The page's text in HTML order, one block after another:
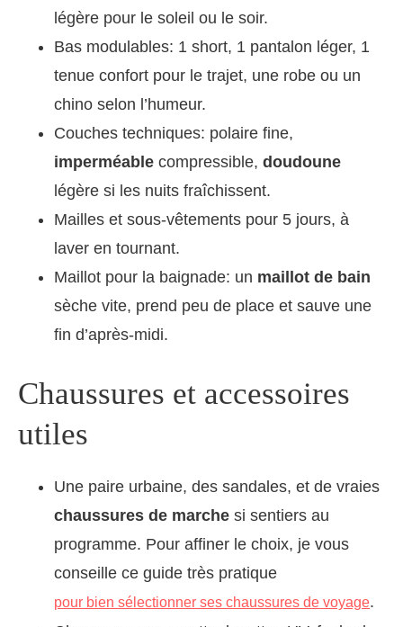
légère pour le soleil ou le soir.
Bas modulables: 1 short, 1 pantalon léger, 1
tenue confort pour le trajet, une robe ou un
chino selon l’humeur.
Couches techniques: polaire fine,
imperméable compressible, doudoune
légère si les nuits fraîchissent.
Mailles et sous-vêtements pour 5 jours, à
laver en tournant.
Maillot pour la baignade: un maillot de bain
sèche vite, prend peu de place et sauve une
fin d’après-midi.
Chaussures et accessoires
utiles
Une paire urbaine, des sandales, et de vraies
chaussures de marche si sentiers au
programme. Pour affiner le choix, je vous
conseille ce guide très pratique
pour bien sélectionner ses chaussures de voyage.